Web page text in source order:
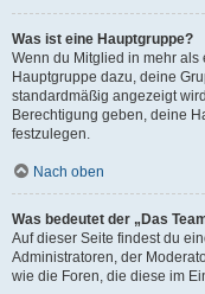
Was ist eine Hauptgruppe?
Wenn du Mitglied in mehr
Hauptgruppe dazu, deine
standardmäßig angezeigt
Berechtigung geben, deine
festzulegen.
Nach oben
Was bedeutet der „Das
Auf dieser Seite findest du
Administratoren, der
wie die Foren, die diese im